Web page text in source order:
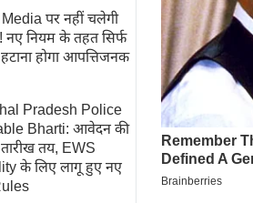
पर नहीं चलेगी
नए नियम के तहत सिर्फ
होगा आपत्तिजनक
Pradesh Police
Bharti: आवेदन की
तय, EWS
के लिए लागू हुए नए